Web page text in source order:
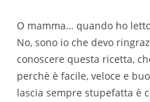
O mamma… quando ho
No, sono io che devo
conoscere questa ricetta,
perchè è facile, veloce e
lascia sempre stupefatta è